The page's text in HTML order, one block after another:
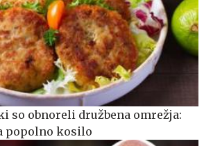
so obnoreli družbena omrežja:
popolno kosilo